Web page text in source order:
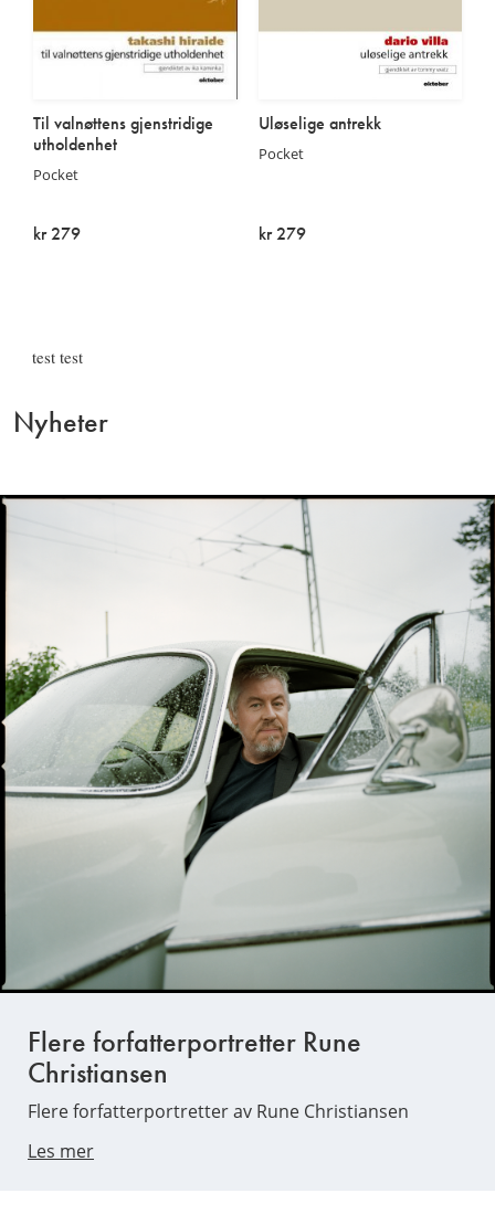
Til valnøttens gjenstridige
utholdenhet
Pocket
kr 279
Uløselige antrekk
Pocket
kr 279
test test
Nyheter
Flere forfatterportretter Rune
Christiansen
Flere forfatterportretter av Rune Christiansen
Les mer